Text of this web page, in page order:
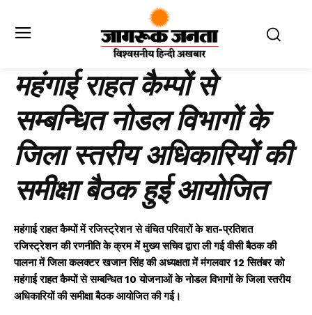
महंगाई राहत कैम्पों से
सम्बन्धित नोडल विभागों के
जिला स्तरीय अधिकारियों की
समीक्षा बैठक हुई आयोजित
महंगाई राहत कैम्पों में रजिस्ट्रेशन से वंचित परिवारों के शत-प्रतिशत
रजिस्ट्रेशन की रणनीति के क्रम में मुख्य सचिव द्वारा ली गई वीसी बैठक की
पालना में जिला कलक्टर खजान सिंह की अध्यक्षता में मंगलवार 12 सितंबर को
महंगाई राहत कैम्पों से सम्बन्धित 10 योजनाओं के नोडल विभागों के जिला स्तरीय
अधिकारियों की समीक्षा बैठक आयोजित की गई।